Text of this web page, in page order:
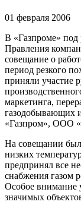
01 февраля 2006
В «Газпроме» под
Правления
совещание о
период резкого
приняли участие
маркетинга,
газодобывающих
«Газпром», ООО
На совещании
низких
предпринял все
снабжения газом
Особое внимание
значимых